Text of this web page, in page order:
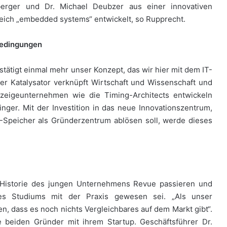
und Dr. Michael Deubzer aus einer innovativen
„embedded systems“ entwickelt, so Rupprecht.
einmal mehr unser Konzept, das wir hier mit dem IT-
Katalysator verknüpft Wirtschaft und Wissenschaft und
wie die Timing-Architects entwickeln
Mit der Investition in das neue Innovationszentrum,
als Gründerzentrum ablösen soll, werde dieses
des jungen Unternehmens Revue passieren und
Studiums mit der Praxis gewesen sei. „Als unser
dass es noch nichts Vergleichbares auf dem Markt gibt“.
Gründer mit ihrem Startup. Geschäftsführer Dr.